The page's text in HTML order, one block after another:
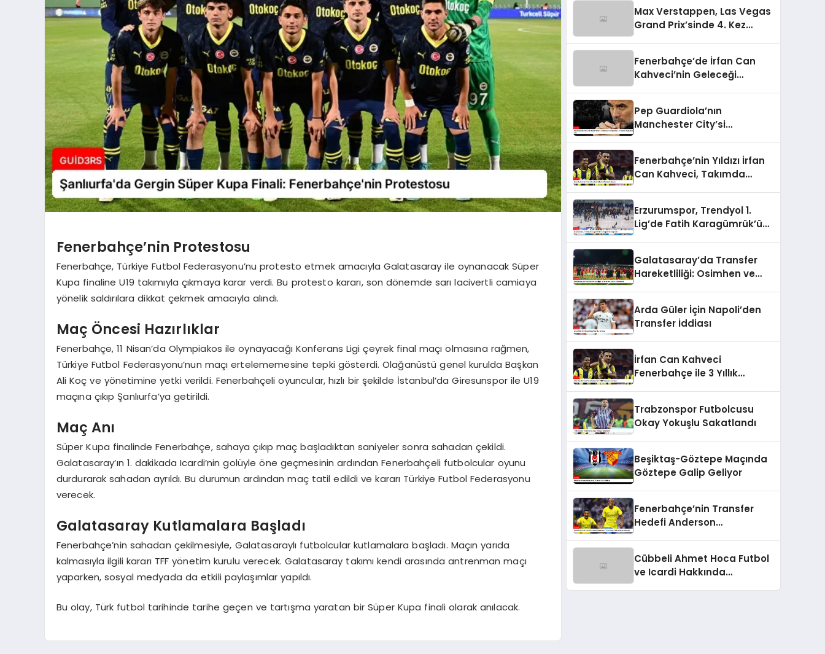
Fenerbahçe’nin Protestosu
Fenerbahçe, Türkiye Futbol Federasyonu’nu protesto etmek amacıyla Galatasaray ile oynanacak Süper
Kupa finaline U19 takımıyla çıkmaya karar verdi. Bu protesto kararı, son dönemde sarı lacivertli camiaya
yönelik saldırılara dikkat çekmek amacıyla alındı.
Maç Öncesi Hazırlıklar
Fenerbahçe, 11 Nisan’da Olympiakos ile oynayacağı Konferans Ligi çeyrek final maçı olmasına rağmen,
Türkiye Futbol Federasyonu’nun maçı ertelememesine tepki gösterdi. Olağanüstü genel kurulda Başkan
Ali Koç ve yönetimine yetki verildi. Fenerbahçeli oyuncular, hızlı bir şekilde İstanbul’da Giresunspor ile U19
maçına çıkıp Şanlıurfa’ya getirildi.
Maç Anı
Süper Kupa finalinde Fenerbahçe, sahaya çıkıp maç başladıktan saniyeler sonra sahadan çekildi.
Galatasaray’ın 1. dakikada Icardi’nin golüyle öne geçmesinin ardından Fenerbahçeli futbolcular oyunu
durdurarak sahadan ayrıldı. Bu durumun ardından maç tatil edildi ve kararı Türkiye Futbol Federasyonu
verecek.
Galatasaray Kutlamalara Başladı
Fenerbahçe’nin sahadan çekilmesiyle, Galatasaraylı futbolcular kutlamalara başladı. Maçın yarıda
kalmasıyla ilgili kararı TFF yönetim kurulu verecek. Galatasaray takımı kendi arasında antrenman maçı
yaparken, sosyal medyada da etkili paylaşımlar yapıldı.
Bu olay, Türk futbol tarihinde tarihe geçen ve tartışma yaratan bir Süper Kupa finali olarak anılacak.
Max Verstappen, Las Vegas
Grand Prix’sinde 4. Kez
Fenerbahçe’de İrfan Can
Kahveci’nin Geleceği
Pep Guardiola’nın
Manchester City’si
Fenerbahçe’nin Yıldızı İrfan
Can Kahveci, Takımda
Erzurumspor, Trendyol 1.
Lig’de Fatih Karagümrük’ü
Galatasaray’da Transfer
Hareketliliği: Osimhen ve
Arda Güler İçin Napoli’den
Transfer İddiası
İrfan Can Kahveci
Fenerbahçe ile 3 Yıllık
Trabzonspor Futbolcusu
Okay Yokuşlu Sakatlandı
Beşiktaş-Göztepe Maçında
Göztepe Galip Geliyor
Fenerbahçe’nin Transfer
Hedefi Anderson
Cübbeli Ahmet Hoca Futbol
ve Icardi Hakkında